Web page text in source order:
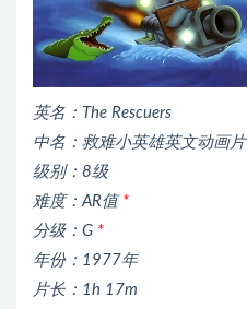
英名：The Rescuers
中名：救难小英雄英文动画片
级别：8级
难度：AR值 *
分级：G *
年份：1977年
片长：1h 17m